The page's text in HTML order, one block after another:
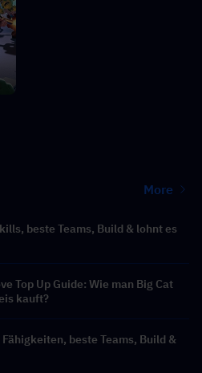
More
beste Teams, Build & lohnt es
Top Up Guide: Wie man Big Cat
kauft?
beste Teams, Build &